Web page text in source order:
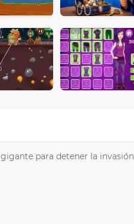
gigante para detener la